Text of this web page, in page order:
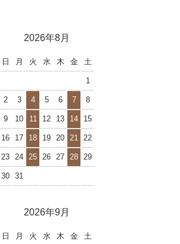
2026年8月
日 月 火 水 木 金 土
1
2 3 4 5 6 7 8
9 10 11 12 13 14 15
16 17 18 19 20 21 22
23 24 25 26 27 28 29
30 31
2026年9月
日 月 火 水 木 金 土